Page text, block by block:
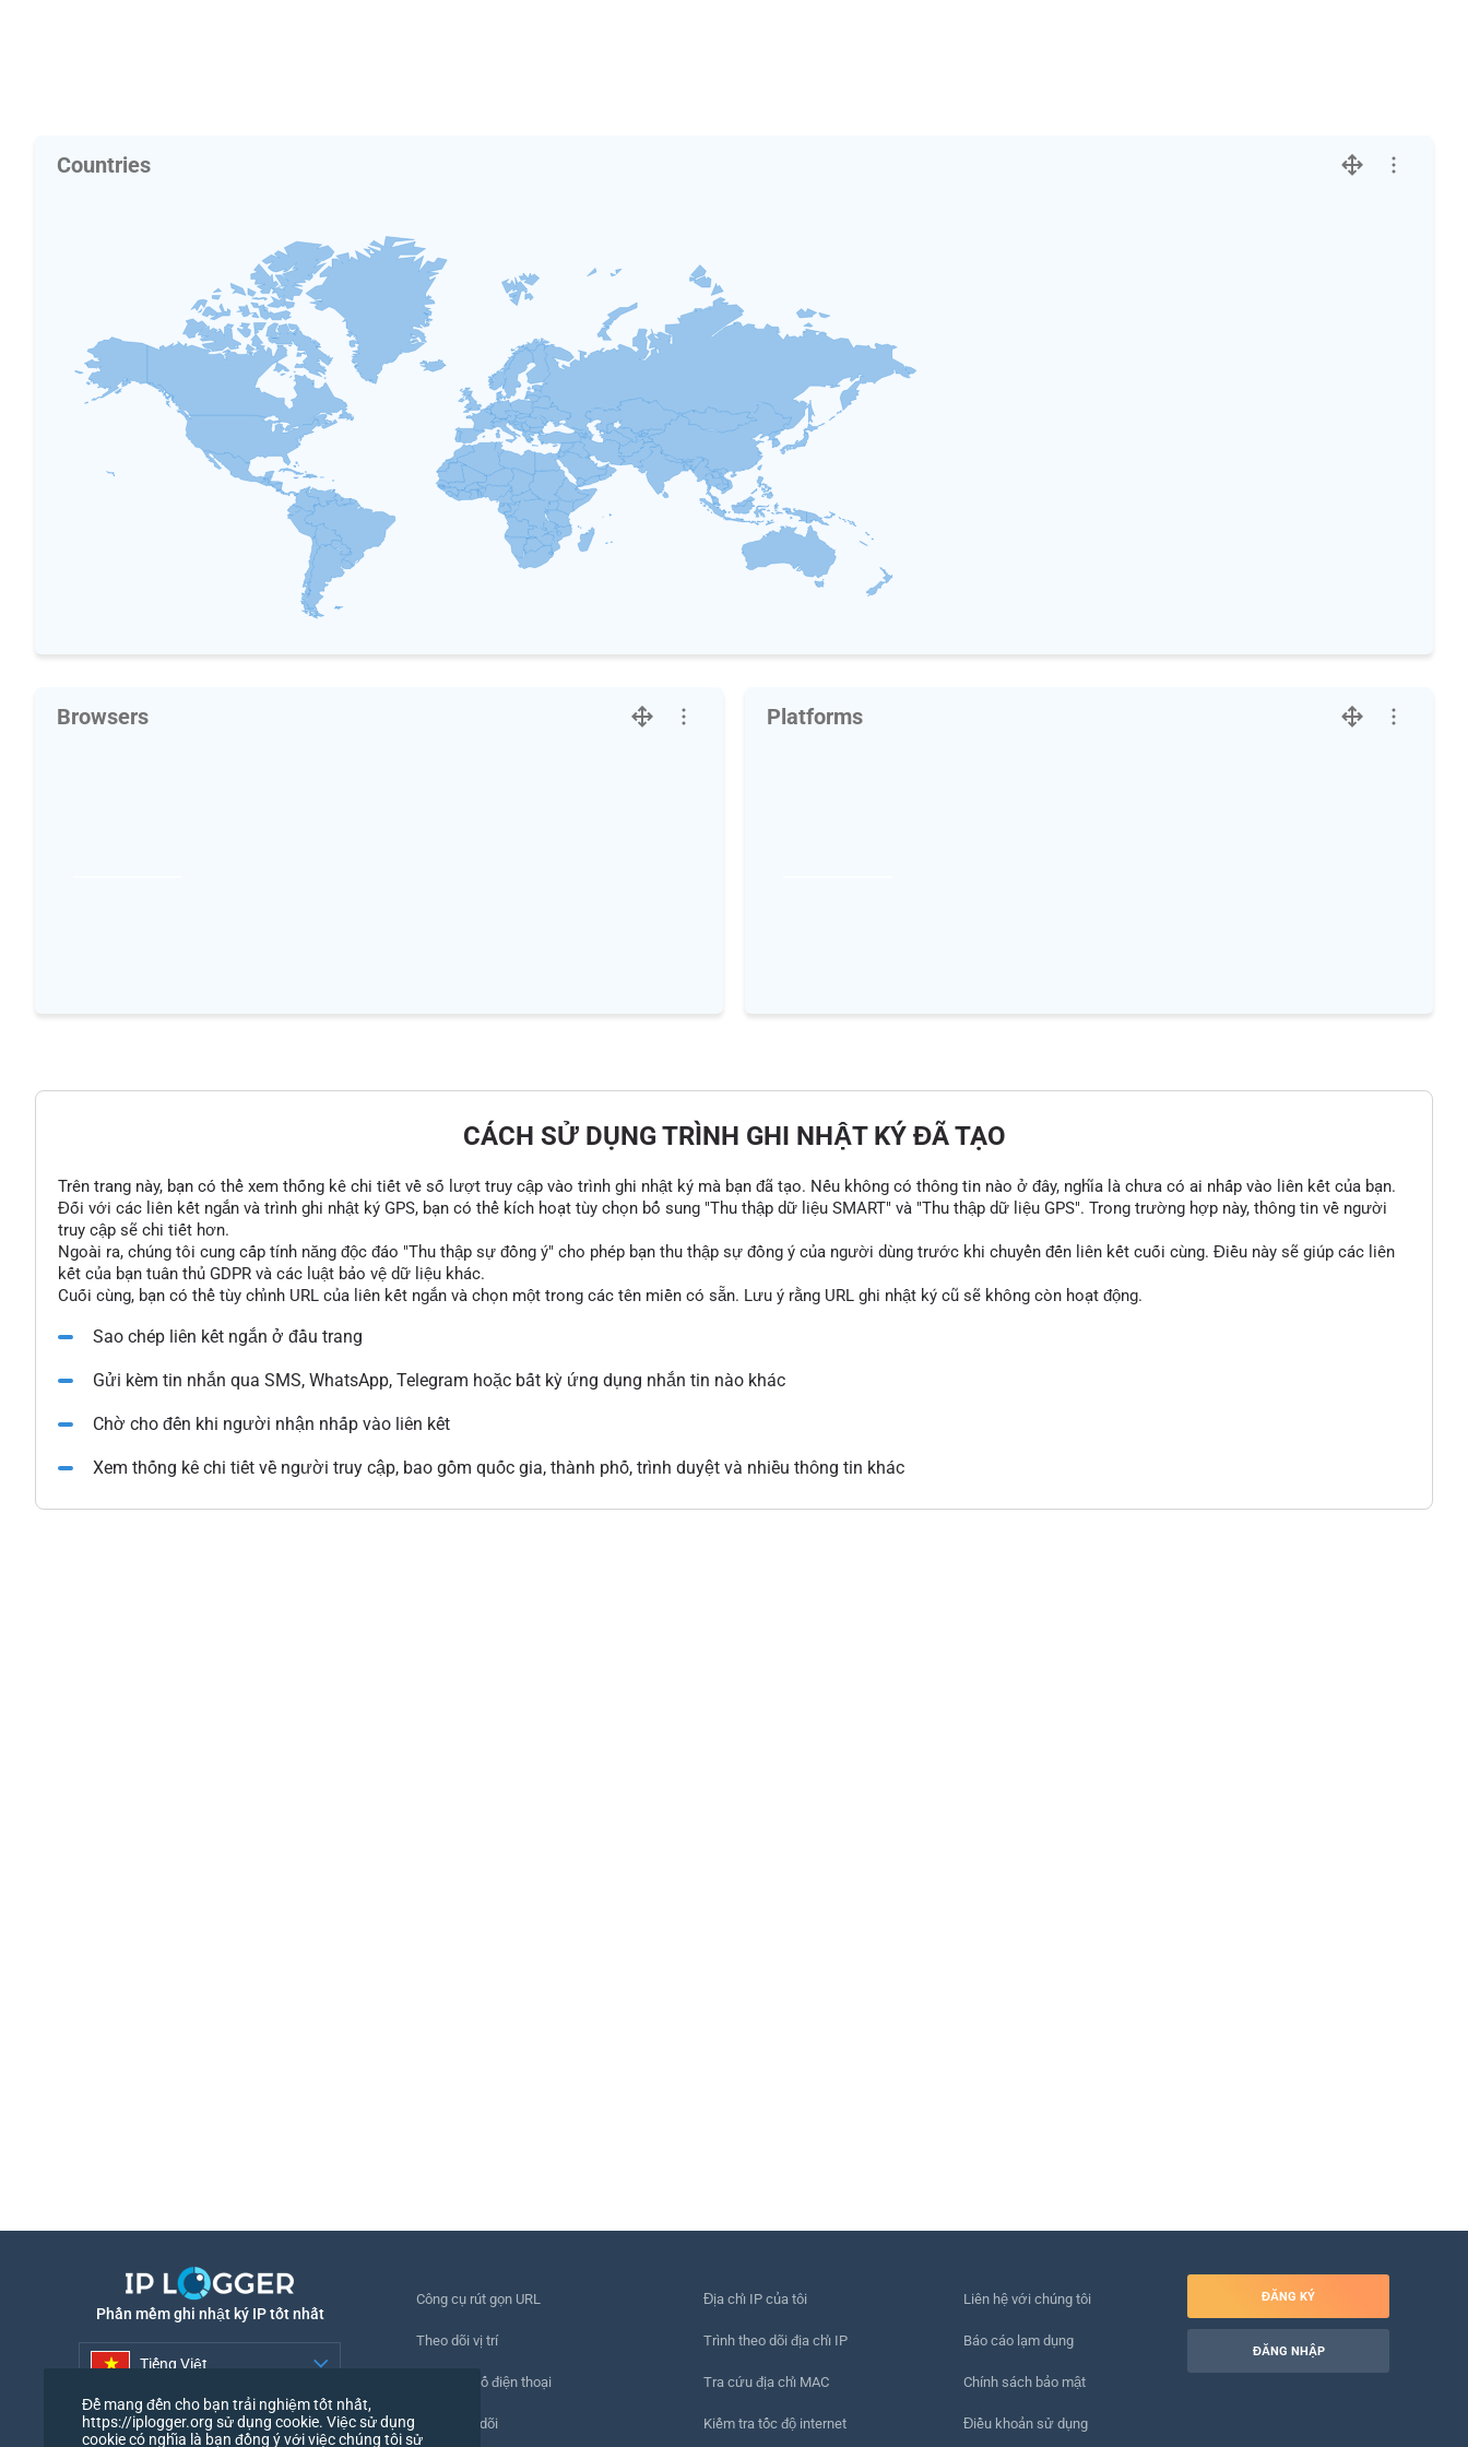
Countries
Browsers Platforms
CÁCH SỬ DỤNG TRÌNH GHI NHẬT KÝ ĐÃ TẠO
Trên trang này, bạn có thể xem thống kê chi tiết về số lượt truy cập vào trình ghi nhật ký mà bạn đã tạo. Nếu không có thông tin nào ở đây, nghĩa là chưa có ai nhấp vào liên kết của bạn.
Đối với các liên kết ngắn và trình ghi nhật ký GPS, bạn có thể kích hoạt tùy chọn bổ sung "Thu thập dữ liệu SMART" và "Thu thập dữ liệu GPS". Trong trường hợp này, thông tin về người
truy cập sẽ chi tiết hơn.
Ngoài ra, chúng tôi cung cấp tính năng độc đáo "Thu thập sự đồng ý" cho phép bạn thu thập sự đồng ý của người dùng trước khi chuyển đến liên kết cuối cùng. Điều này sẽ giúp các liên
kết của bạn tuân thủ GDPR và các luật bảo vệ dữ liệu khác.
Cuối cùng, bạn có thể tùy chỉnh URL của liên kết ngắn và chọn một trong các tên miền có sẵn. Lưu ý rằng URL ghi nhật ký cũ sẽ không còn hoạt động.
Sao chép liên kết ngắn ở đầu trang
Gửi kèm tin nhắn qua SMS, WhatsApp, Telegram hoặc bất kỳ ứng dụng nhắn tin nào khác
Chờ cho đến khi người nhận nhấp vào liên kết
Xem thống kê chi tiết về người truy cập, bao gồm quốc gia, thành phố, trình duyệt và nhiều thông tin khác
Phần mềm ghi nhật ký IP tốt nhất
Tiếng Việt
Tiếng Việt
Công cụ rút gọn URL
Theo dõi vị trí
Theo dõi số điện thoại
Pixel theo dõi
Địa chỉ IP của tôi
Trình theo dõi địa chỉ IP
Tra cứu địa chỉ MAC
Kiểm tra tốc độ internet
Liên hệ với chúng tôi
Báo cáo lạm dụng
Chính sách bảo mật
Điều khoản sử dụng
ĐĂNG KÝ
ĐĂNG NHẬP
Để mang đến cho bạn trải nghiệm tốt nhất,
https://iplogger.org sử dụng cookie. Việc sử dụng
cookie có nghĩa là bạn đồng ý với việc chúng tôi sử